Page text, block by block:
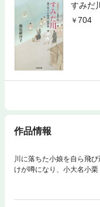
すみだ
704
作品情報
川に落ちた小娘を自ら飛
けが噂になり、小大名小
込む。将軍が上覧（じょ
たちの指導だった。目を
弦一郎だが、これをきっ